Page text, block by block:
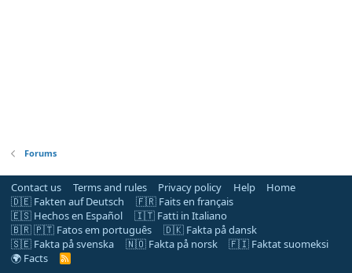
Forums
Contact us Terms and rules Privacy policy Help
Home
🇩🇪 Fakten auf Deutsch
🇫🇷 Faits en français
🇪🇸 Hechos en Español
🇮🇹 Fatti in Italiano
🇧🇷 🇵🇹 Fatos em português
🇩🇰 Fakta på dansk
🇸🇪 Fakta på svenska
🇳🇴 Fakta på norsk
🇫🇮 Faktat suomeksi
🌍 Facts
R